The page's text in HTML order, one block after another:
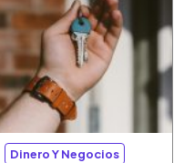
Dinero Y Negocios